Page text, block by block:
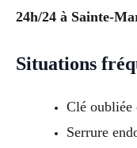
24h/24 à Sainte-
Situations
Clé oubliée
Serrure